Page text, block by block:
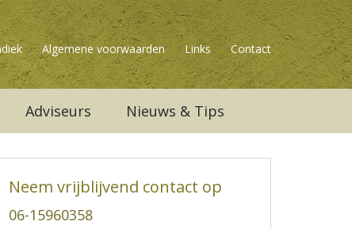
Algemene voorwaarden Links Contact
Adviseurs Nieuws & Tips
Neem vrijblijvend contact op
06-15960358